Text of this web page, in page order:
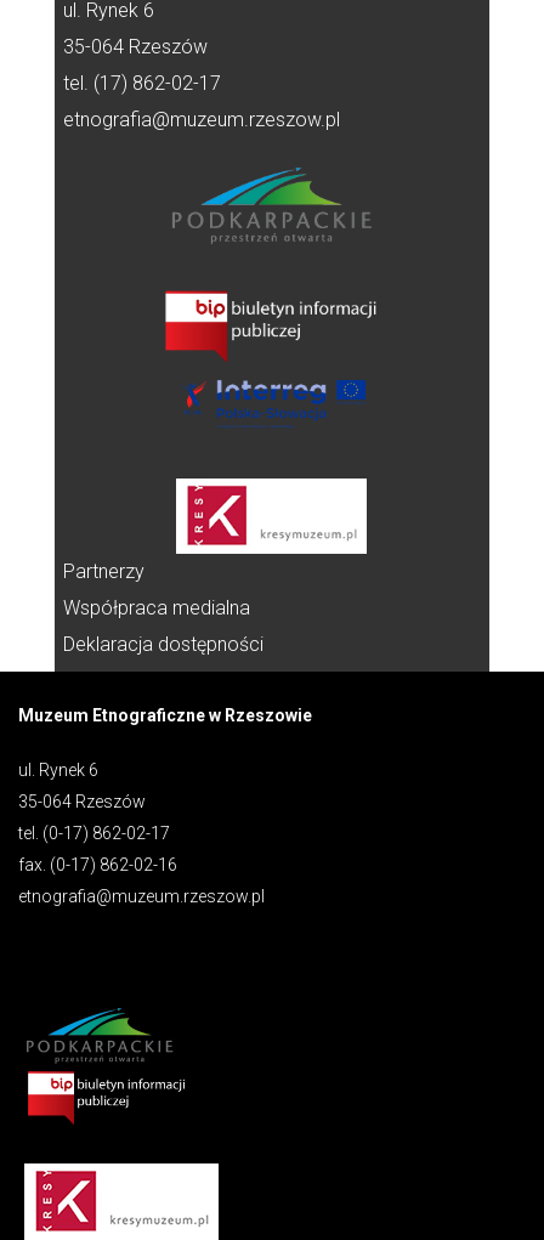
ul. Rynek 6
35-064 Rzeszów
tel. (17) 862-02-17
etnografia@muzeum.rzeszow.pl
Partnerzy
Współpraca medialna
Deklaracja dostępności
Muzeum Etnograficzne w Rzeszowie
ul. Rynek 6
35-064 Rzeszów
tel. (0-17) 862-02-17
fax. (0-17) 862-02-16
etnografia@muzeum.rzeszow.pl